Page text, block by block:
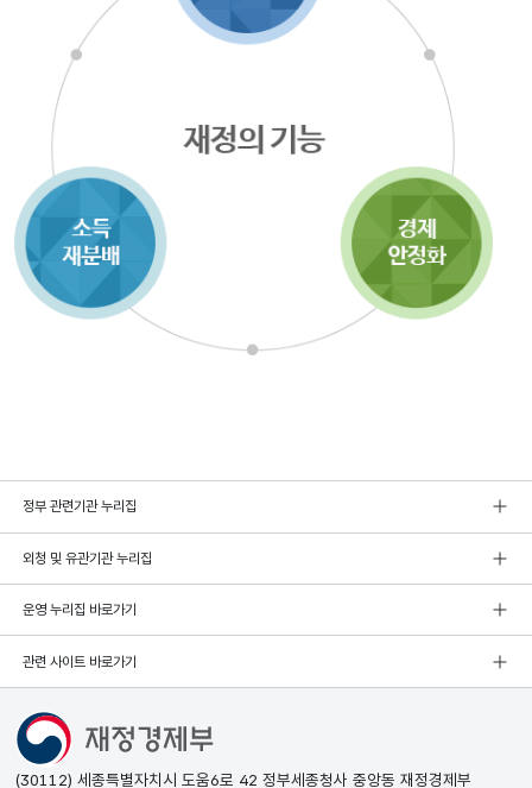
정부 관련기관 누리집
외청 및 유관기관 누리집
운영 누리집 바로가기
관련 사이트 바로가기
(30112) 세종특별자치시 도움6로 42 정부세종청사 중앙동 재정경제부